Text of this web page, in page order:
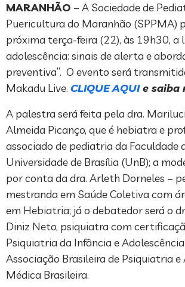
MARANHÃO – A Sociedade de
Puericultura do Maranhão (SPPMA)
próxima terça-feira (22), às 19h30, a
adolescência: sinais de alerta e
preventiva”. O evento será
Makadu Live. CLIQUE AQUIe saiba
A palestra será feita pela dra.
Almeida Picanço, que é hebiatra e
associado de pediatria da Faculdade
Universidade de Brasília (UnB); a
por conta da dra. Arleth Dorneles –
mestranda em Saúde Coletiva com
em Hebiatria; já o debatedor será o
Diniz Neto, psiquiatra com
Psiquiatria da Infância e
Associação Brasileira de Psiquiatria e
Médica Brasileira.